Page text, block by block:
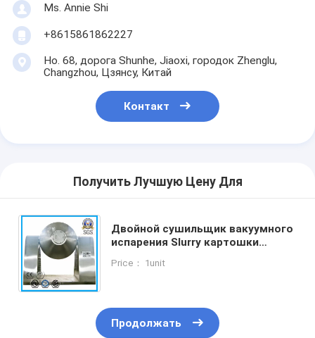
Ms. Annie Shi
+8615861862227
Но. 68, дорога Shunhe, Jiaoxi, городок Zhenglu,
Changzhou, Цзянсу, Китай
Контакт
Получить Лучшую Цену Для
Двойной сушильщик вакуумного
испарения Slurry картошки
теплочувствительного порошка,
Price： 1unit
Продолжать